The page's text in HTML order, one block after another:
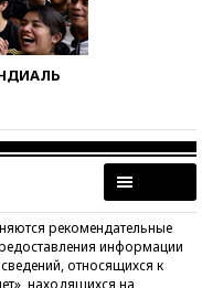
рекомендательные
информации
относящихся к
находящихся на